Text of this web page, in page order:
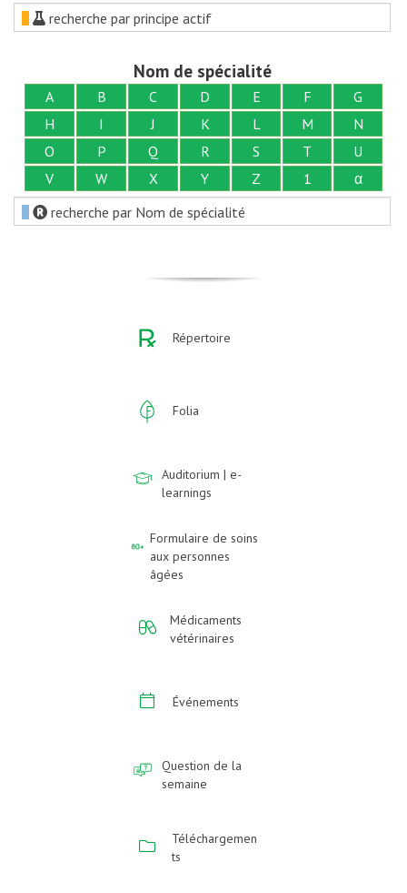
recherche par principe actif
Nom de spécialité
A B C D E F
G
H
I J K L M
N
O
P Q R S T
U
V
W X Y Z 1
α
recherche par Nom de spécialité
Répertoire
Folia
Auditorium | e-
learnings
Formulaire de soins
aux personnes
âgées
Médicaments
vétérinaires
Événements
Question de la
semaine
Téléchargemen
ts